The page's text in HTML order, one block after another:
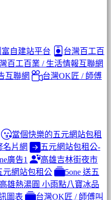
自建站平台
台灣百工百
百工百業 / 生活情報互聯網
互聯網
台灣OK匠 / 師傅
當個快樂的五元網站包租
名片網
五元網站包租公-
廣告1
高雄吉林街夜市
元網站包租公
5one 送五
雄熱湯圓 小雨點八寶冰品
圖表
台灣OK匠 / 師傅叫